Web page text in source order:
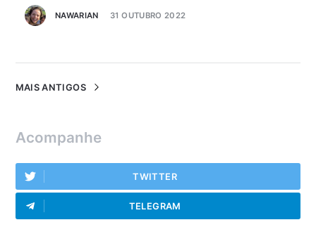
NAWARIAN 31 OUTUBRO 2022
MAIS ANTIGOS
Acompanhe
TWITTER
TELEGRAM